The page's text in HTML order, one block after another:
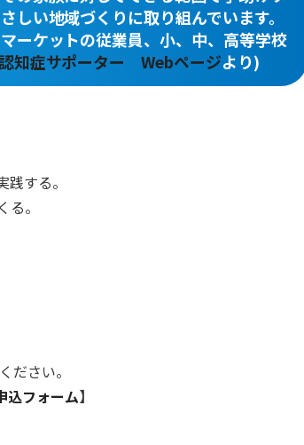
い地域づくりに取り組んでいます。
ーケットの従業員、小、中、高等学校
知症サポーター Webページより)
する。
。
ださい。
込フォーム】